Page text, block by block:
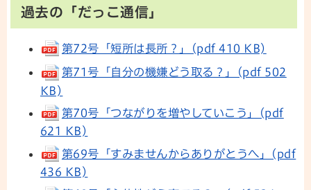
過去の「だっこ通信」
第72号「短所は長所？」(pdf 410 KB)
第71号「自分の機嫌どう取る？」(pdf 502
KB)
第70号「つながりを増やしていこう」(pdf
621 KB)
第69号「すみませんからありがとうへ」(pdf
436 KB)